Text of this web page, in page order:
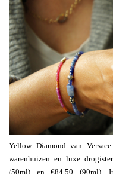
Yellow Diamond van
warenhuizen en luxe
(50ml) en €84,50 (90ml).